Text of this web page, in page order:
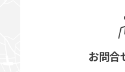
お問合